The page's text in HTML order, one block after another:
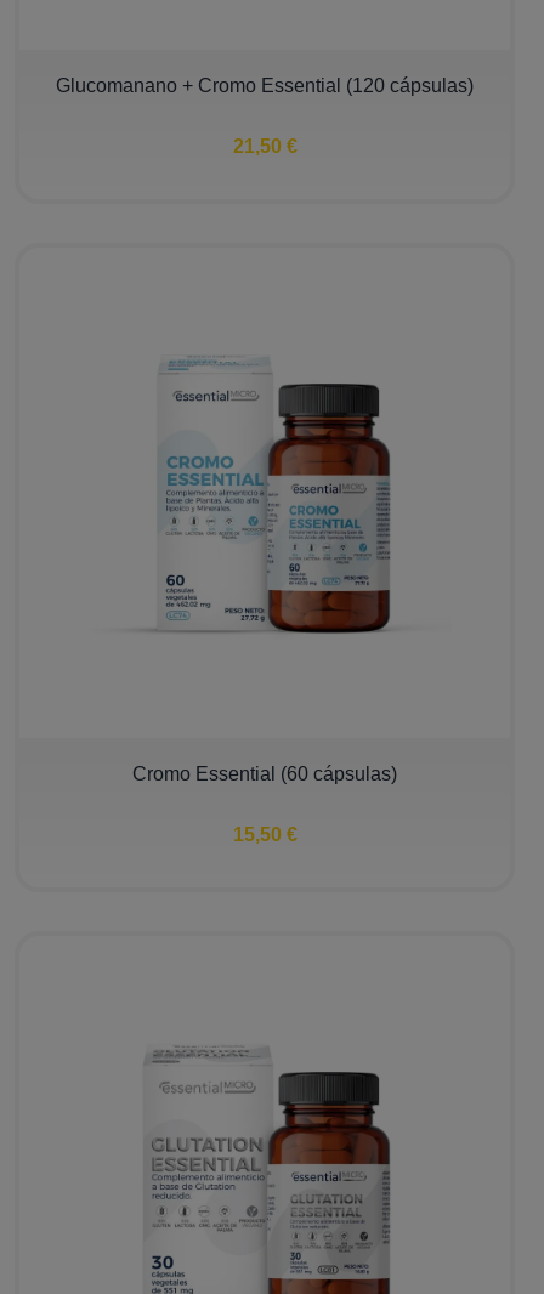
Glucomanano + Cromo Essential (120 cápsulas)
21,50 €
Cromo Essential (60 cápsulas)
15,50 €